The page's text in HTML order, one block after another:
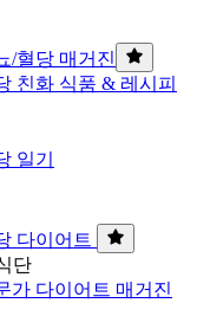
/혈당 매거진
친화 식품 & 레시피
일기
다이어트
단
가 다이어트 매거진